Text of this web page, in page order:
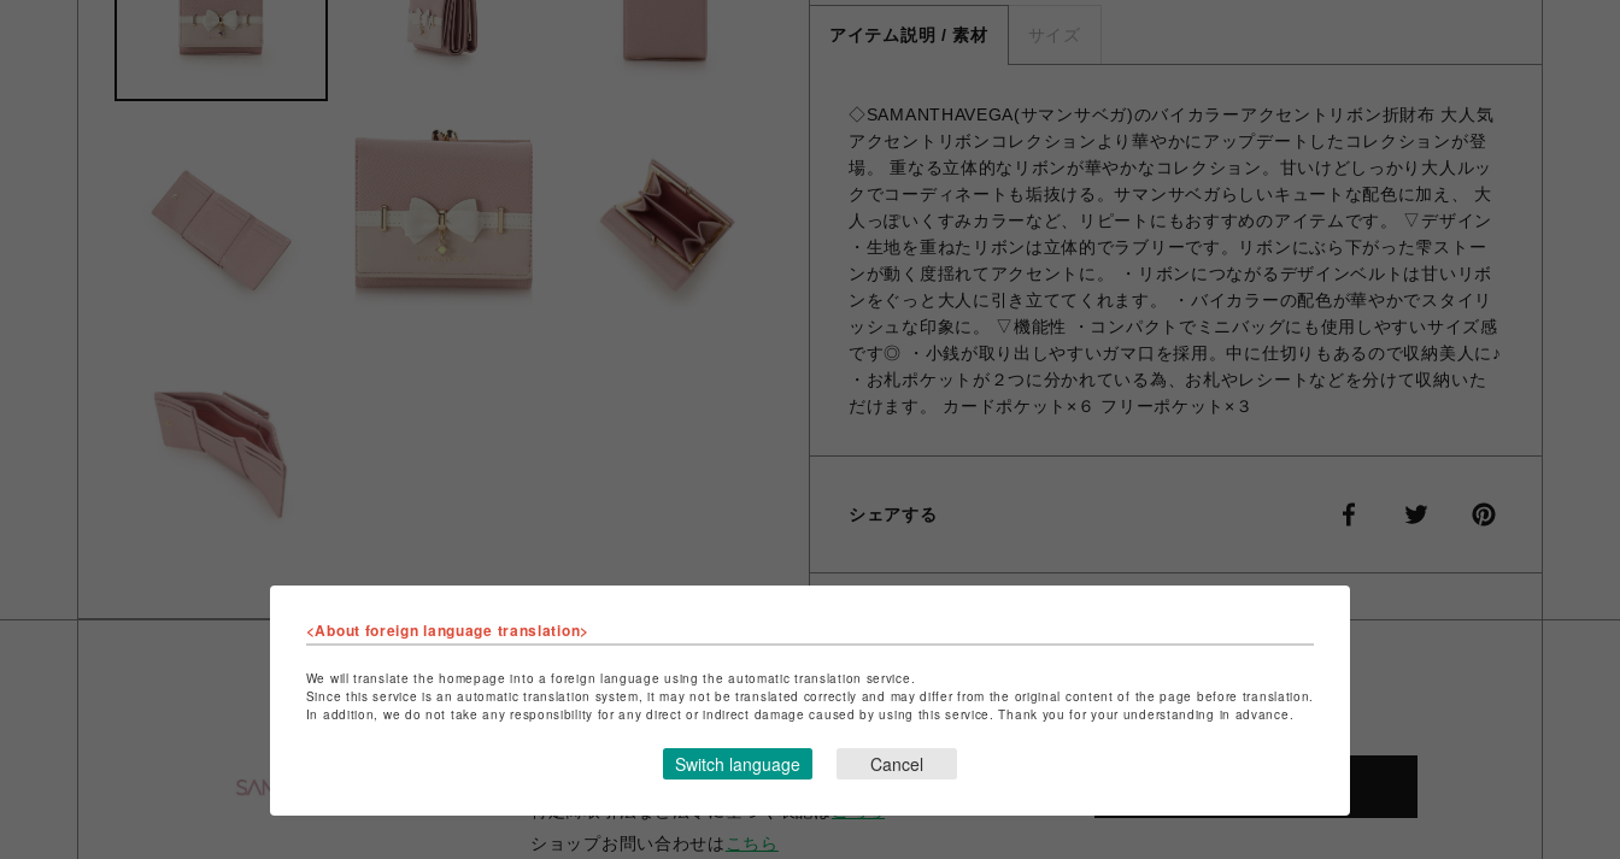
アイテム説明 / 素材 サイズ
◇SAMANTHAVEGA(サマンサベガ)のバイカラーアクセントリボン折財布 大人気
アクセントリボンコレクションより華やかにアップデートしたコレクションが登
場。 重なる立体的なリボンが華やかなコレクション。甘いけどしっかり大人ルッ
クでコーディネートも垢抜ける。サマンサベガらしいキュートな配色に加え、 大
人っぽいくすみカラーなど、リピートにもおすすめのアイテムです。 ▽デザイン
・生地を重ねたリボンは立体的でラブリーです。リボンにぶら下がった雫ストー
ンが動く度揺れてアクセントに。 ・リボンにつながるデザインベルトは甘いリボ
ンをぐっと大人に引き立ててくれます。 ・バイカラーの配色が華やかでスタイリ
ッシュな印象に。 ▽機能性 ・コンパクトでミニバッグにも使用しやすいサイズ感
です◎ ・小銭が取り出しやすいガマ口を採用。中に仕切りもあるので収納美人に♪
・お札ポケットが２つに分かれている為、お札やレシートなどを分けて収納いた
だけます。 カードポケット×６ フリーポケット×３
シェアする
池袋PARCO
ショップお問い合わせは こちら
<About foreign language translation>
We will translate the homepage into a foreign language using the automatic translation service.
Since this service is an automatic translation system, it may not be translated correctly and may differ from the original content of the page before translation.
In addition, we do not take any responsibility for any direct or indirect damage caused by using this service. Thank you for your understanding in advance.
Switch language Cancel